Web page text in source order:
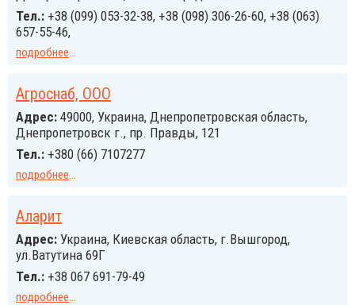
Тел.: +38 (099) 053-32-38, +38 (098) 306-26-60, +38 (063)
657-55-46,
подробнее...
Агроснаб, ООО
Адрес: 49000, Украина, Днепропетровская область,
Днепропетровск г., пр. Правды, 121
Тел.: +380 (66) 7107277
подробнее...
Аларит
Адрес: Украина, Киевская область, г.Вышгород,
ул.Ватутина 69Г
Тел.: +38 067 691-79-49
подробнее...